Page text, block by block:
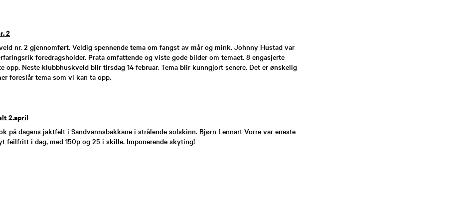
2
nr. 2 gjennomført. Veldig spennende tema om fangst av mår og mink. Johnny Hustad var
foredragsholder. Prata omfattende og viste gode bilder om temaet. 8 engasjerte
opp. Neste klubbhuskveld blir tirsdag 14 februar. Tema blir kunngjort senere. Det er ønskelig
foreslår tema som vi kan ta opp.
2.april
på dagens jaktfelt i Sandvannsbakkane i strålende solskinn. Bjørn Lennart Vorre var eneste
feilfritt i dag, med 150p og 25 i skille. Imponerende skyting!